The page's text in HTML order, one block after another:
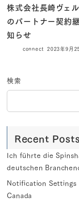
株式会社長崎ヴェ
のパートナー契約
知らせ
connect 2023年9月
検索
Recent
Ich führte die
deutschen
Notification Settings
Canada